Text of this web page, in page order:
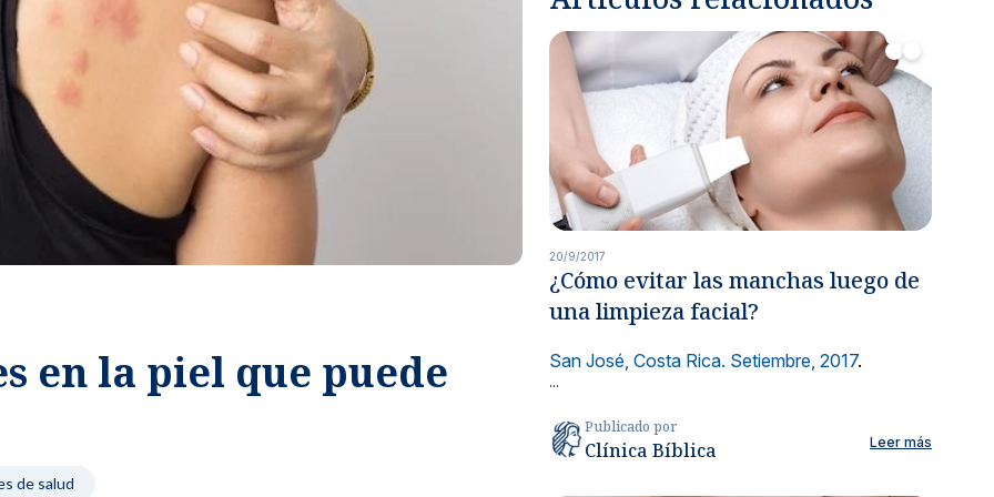
en todas las etapas de la mujer. Salud auditiva y respiratoria en manos de especialistas.
Traumatología
para huesos, músculos y articulaciones.
Urología General
Especialistas en riñones, próstata y vías urinarias.
integral de enfermedades digestivas. Listado completo de especialidades.
para todas las edades.
Maternidad
Cuidado integral para mamá y bebé.
para una experiencia médica clara y confiable. Coberturas médicas con aseguradoras nacionales e internacionales.
Supervisión y apoyo para garantizar tu satisfacción.
en la piel que puede
de salud
20/9/2017
¿Cómo evitar las manchas luego de
una limpieza facial?
San José, Costa Rica. Setiembre, 2017.
...
Publicado por
Clínica Bíblica Leer más